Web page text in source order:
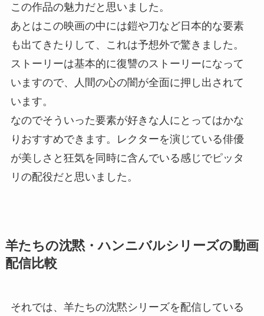
この作品の魅力だと思いました。
あとはこの映画の中には鎧や刀など日本的な要素
も出てきたりして、これは予想外で驚きました。
ストーリーは基本的に復讐のストーリーになって
いますので、人間の心の闇が全面に押し出されて
います。
なのでそういった要素が好きな人にとってはかな
りおすすめできます。レクターを演じている俳優
が美しさと狂気を同時に含んでいる感じでピッタ
リの配役だと思いました。
羊たちの沈黙・ハンニバルシリーズの動画
配信比較
それでは、羊たちの沈黙シリーズを配信している